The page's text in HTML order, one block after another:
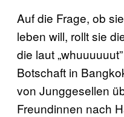
Auf die Frage, ob
leben will, rollt sie
die laut
Botschaft in
von Junggesellen
Freundinnen nach